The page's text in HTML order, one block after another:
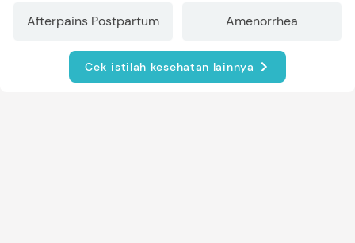
Afterpains Postpartum Amenorrhea
Cek istilah kesehatan lainnya